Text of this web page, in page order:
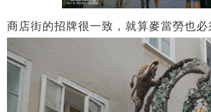
商店街的招牌很一致，就算麥當勞也